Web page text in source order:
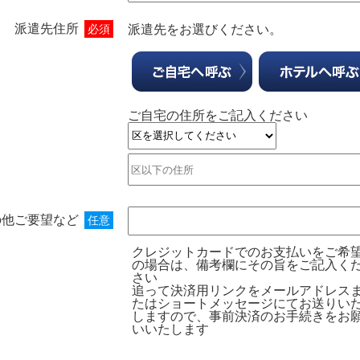
派遣先住所 必須 派遣先をお選びください。
ご自宅の住所をご記入ください
ご要望など 任意
クレジットカードでのお支払いをご希
の場合は、備考欄にその旨をご記入く
さい
追って決済用リンクをメールアドレスま
たはショートメッセージにてお送りい
しますので、事前決済のお手続きをお
いいたします